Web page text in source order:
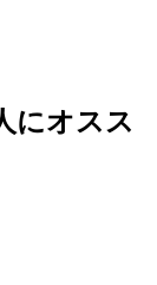
にオスス